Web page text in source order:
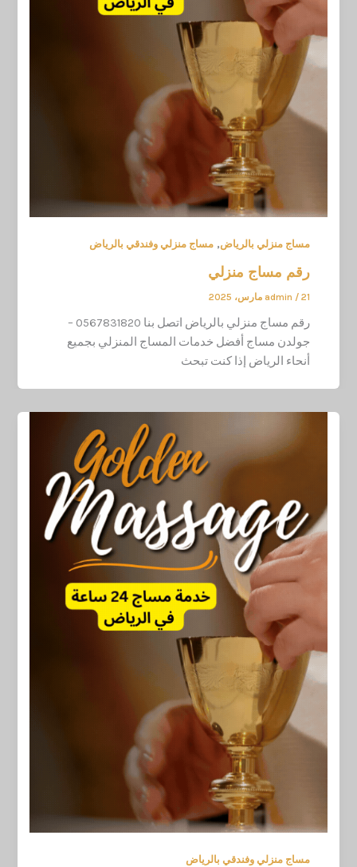
مساج منزلي بالرياض,مساج منزلي وفندقي بالرياض
رقم مساج منزلي
admin / 21 مارس، 2025
رقم مساج منزلي بالرياض اتصل بنا 0567831820 –
جولدن مساج أفضل خدمات المساج المنزلي بجميع
أنحاء الرياض إذا كنت تبحث
مساج منزلي وفندقي بالرياض